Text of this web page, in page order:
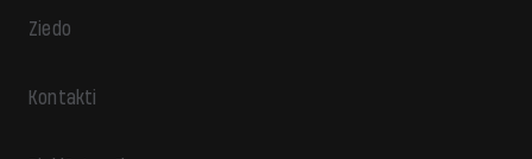
Ziedo
Kontakti